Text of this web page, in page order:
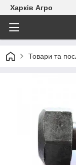
Харків Агро
Товари та